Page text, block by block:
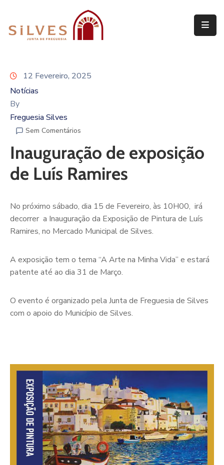
de
Freguesia
Assembleia
Freguesia
Projetos
12 Fevereiro, 2025
Notícias
By
Freguesia Silves
Sem Comentários
Inauguração de exposição
de Luís Ramires
No próximo sábado, dia 15 de Fevereiro, às 10H00, irá
decorrer a Inauguração da Exposição de Pintura de Luís
Ramires, no Mercado Municipal de Silves.
A exposição tem o tema “A Arte na Minha Vida” e estará
patente até ao dia 31 de Março.
O evento é organizado pela Junta de Freguesia de Silves
com o apoio do Município de Silves.